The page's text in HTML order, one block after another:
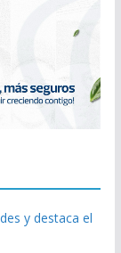
y destaca el